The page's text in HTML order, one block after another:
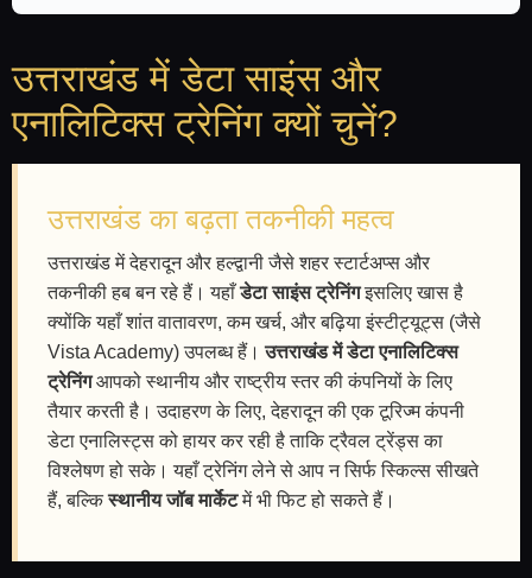
उत्तराखंड में डेटा साइंस और
एनालिटिक्स ट्रेनिंग क्यों चुनें?
उत्तराखंड का बढ़ता तकनीकी महत्व
उत्तराखंड में देहरादून और हल्द्वानी जैसे शहर स्टार्टअप्स और
तकनीकी हब बन रहे हैं। यहाँडेटा साइंस ट्रेनिंगइसलिए खास है
क्योंकि यहाँ शांत वातावरण, कम खर्च, और बढ़िया इंस्टीट्यूट्स (जैसे
Vista Academy) उपलब्ध हैं।उत्तराखंड में डेटा एनालिटिक्स
ट्रेनिंगआपको स्थानीय और राष्ट्रीय स्तर की कंपनियों के लिए
तैयार करती है। उदाहरण के लिए, देहरादून की एक टूरिज्म कंपनी
डेटा एनालिस्ट्स को हायर कर रही है ताकि ट्रैवल ट्रेंड्स का
विश्लेषण हो सके। यहाँ ट्रेनिंग लेने से आप न सिर्फ स्किल्स सीखते
हैं, बल्किस्थानीय जॉब मार्केटमें भी फिट हो सकते हैं।